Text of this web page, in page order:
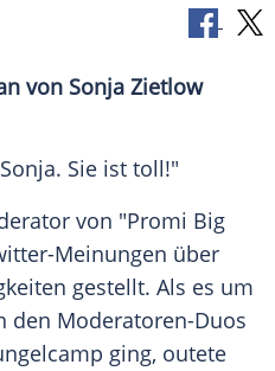
von Sonja Zietlow
Sonja. Sie ist toll!"
von "Promi Big
Meinungen über
gestellt. Als es um
den Moderatoren-Duos
ging, outete